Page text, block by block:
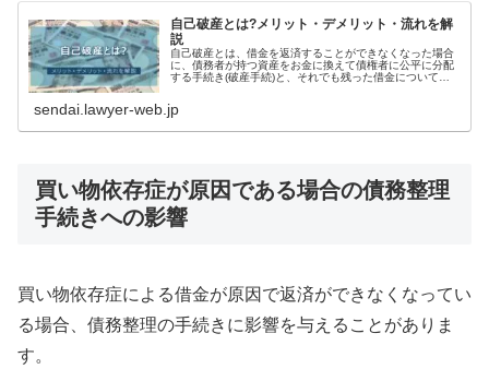
自己破産とは?メリット・デメリット・流れを解
説
自己破産とは、借金を返済することができなくなった場合
に、債務者が持つ資産をお金に換えて債権者に公平に分配
する手続き(破産手続)と、それでも残った借金について、
sendai.lawyer-web.jp
買い物依存症が原因である場合の債務整理
手続きへの影響
買い物依存症による借金が原因で返済ができなくなってい
る場合、債務整理の手続きに影響を与えることがありま
す。